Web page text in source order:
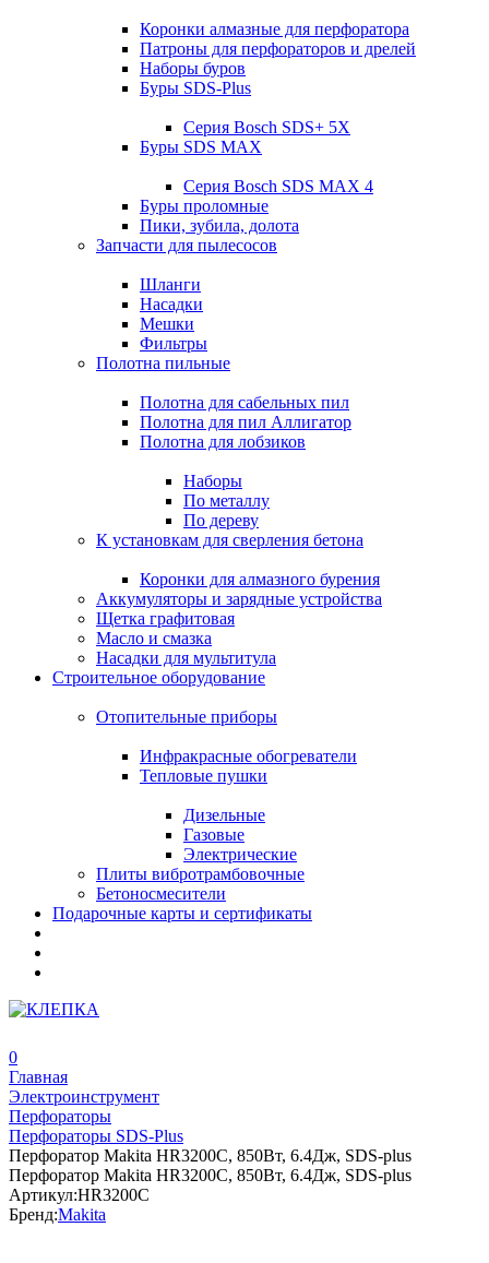
Коронки алмазные для перфоратора
Патроны для перфораторов и дрелей
Наборы буров
Буры SDS-Plus
Серия Bosch SDS+ 5X
Буры SDS MAX
Серия Bosch SDS MAX 4
Буры проломные
Пики, зубила, долота
Запчасти для пылесосов
Шланги
Насадки
Мешки
Фильтры
Полотна пильные
Полотна для сабельных пил
Полотна для пил Аллигатор
Полотна для лобзиков
Наборы
По металлу
По дереву
К установкам для сверления бетона
Коронки для алмазного бурения
Аккумуляторы и зарядные устройства
Щетка графитовая
Масло и смазка
Насадки для мультитула
Строительное оборудование
Отопительные приборы
Инфракрасные обогреватели
Тепловые пушки
Дизельные
Газовые
Электрические
Плиты вибротрамбовочные
Бетоносмесители
Подарочные карты и сертификаты
0
Главная
Электроинструмент
Перфораторы
Перфораторы SDS-Plus
Перфоратор Makita HR3200C, 850Вт, 6.4Дж, SDS-plus
Перфоратор Makita HR3200C, 850Вт, 6.4Дж, SDS-plus
Артикул:HR3200C
Бренд:Makita